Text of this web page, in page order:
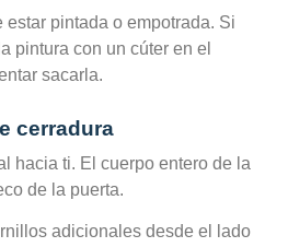
estar pintada o empotrada. Si
pintura con un cúter en el
sacarla.
cerradura
hacia ti. El cuerpo entero de la
de la puerta.
adicionales desde el lado